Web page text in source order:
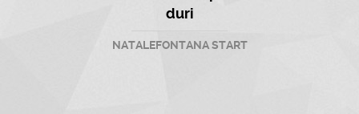
duri
NATALEFONTANA START